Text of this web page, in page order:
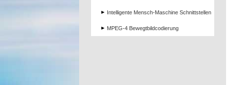
Intelligente Mensch-Maschine Schnittstellen
MPEG-4 Bewegtbildcodierung